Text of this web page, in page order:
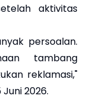
aktivitas
persoalan.
tambang
reklamasi,"
2026.